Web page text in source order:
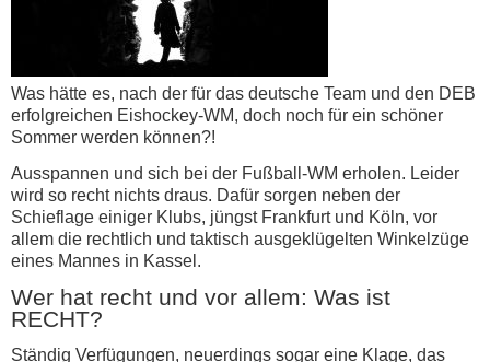
Was hätte es, nach der für das deutsche Team und den DEB
erfolgreichen Eishockey-WM, doch noch für ein schöner
Sommer werden können?!
Ausspannen und sich bei der Fußball-WM erholen. Leider
wird so recht nichts draus. Dafür sorgen neben der
Schieflage einiger Klubs, jüngst Frankfurt und Köln, vor
allem die rechtlich und taktisch ausgeklügelten Winkelzüge
eines Mannes in Kassel.
Wer hat recht und vor allem: Was ist
RECHT?
Ständig Verfügungen, neuerdings sogar eine Klage, das